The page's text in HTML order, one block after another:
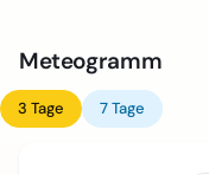
Meteogramm
3 Tage 7 Tage